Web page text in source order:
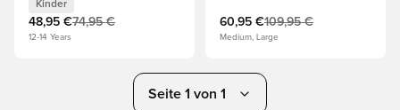
Kinder
48,95 €74,95 €
12-14 Years
60,95 €109,95 €
Medium, Large
Seite 1 von 1